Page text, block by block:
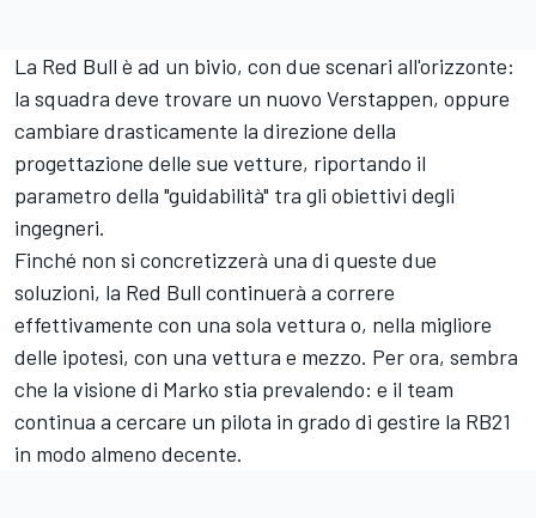
La Red Bull è ad un bivio, con due scenari all'orizzonte:
la squadra deve trovare un nuovo Verstappen, oppure
cambiare drasticamente la direzione della
progettazione delle sue vetture, riportando il
parametro della "guidabilità" tra gli obiettivi degli
ingegneri.
Finché non si concretizzerà una di queste due
soluzioni, la Red Bull continuerà a correre
effettivamente con una sola vettura o, nella migliore
delle ipotesi, con una vettura e mezzo. Per ora, sembra
che la visione di Marko stia prevalendo: e il team
continua a cercare un pilota in grado di gestire la RB21
in modo almeno decente.